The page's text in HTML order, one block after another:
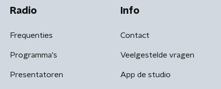
Radio
Frequenties
Programma's
Presentatoren
Info
Contact
Veelgestelde vragen
App de studio